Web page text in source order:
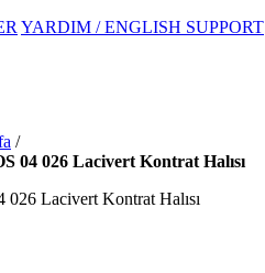
YARDIM / ENGLISH SUPPORT
/
04 026 Lacivert Kontrat Halısı